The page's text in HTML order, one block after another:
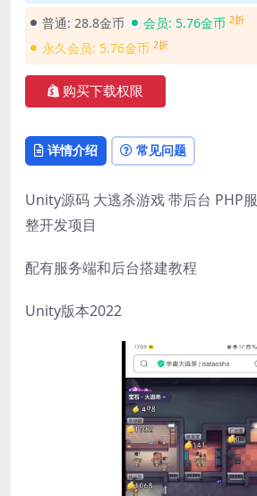
普通: 28.8金币 会员: 5.76金币 2折
永久会员: 5.76金币 2折
购买下载权限
详情介绍 常见问题
Unity源码 大逃杀游戏 带后台 PHP
整开发项目
配有服务端和后台搭建教程
Unity版本2022